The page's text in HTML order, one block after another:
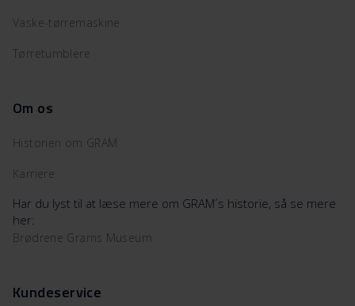
Vaske-tørremaskine
Tørretumblere
Om os
Historien om GRAM
Karriere
Har du lyst til at læse mere om GRAM´s historie, så se mere
her:
Brødrene Grams Museum
Kundeservice